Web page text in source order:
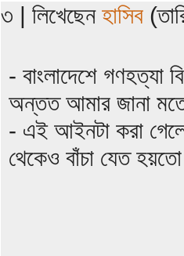
৩ | লিখেছেন হাসিব
- বাংলাদেশে গণহত্যা
অন্তত আমার জানা
- এই আইনটা করা
থেকেও বাঁচা যেত